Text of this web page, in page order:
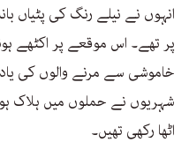
انہوں نے نیلے رنگ کی پٹیاں
پر تھے۔ اس موقعے پر اکٹھے
خاموشی سے مرنے والوں کی
شہریوں نے حملوں میں ہلاک
اٹھا رکھی تھیں۔